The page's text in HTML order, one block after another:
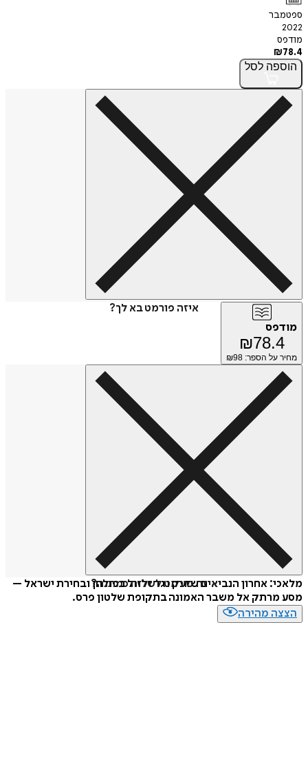
ספטמבר
2022
מודפס
₪78.4
הוספה לסל
איזה פורמט בא לך?
מודפס
₪78.4
מחיר על הספר: ₪ 98
איזה פורמט לשלוח כמתנה?
מלאכי: אחרון הנביאים שזעק נגד זלזול בפולחן ובחירת ישראל –
מסע מרתק אל משבר האמונה בתקופת שלטון פרס.
הצצה מהירה